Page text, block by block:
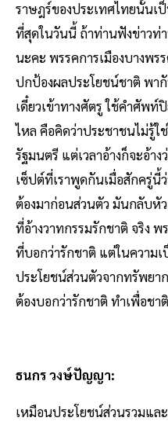
ราษฎร์ของประเทศไทยนั้นเ
ที่สุดในวันนี้ ถ้าท่านฟังข่าวท่
นะคะ พรรคการเมืองบางพร
ปกป้องผลประโยชน์ชาติ พา
เดี๋ยวเข้าทางศัตรู ใช้คําศัพท์
ไหล คือคิดว่าประชาชนไม่รู้ใ
รัฐมนตรี แต่เวลาอ้างก็จะอ้า
เซ็ปต์ที่เราพูดกันเมื่อสักครู่นี้
ต้องมาก่อนส่วนตัว มันกลับหั
ที่อ้างวาทกรรมรักชาติ จริง
ที่บอกว่ารักชาติ แต่ในความเ
ประโยชน์ส่วนตัวจากทรัพยา
ต้องบอกว่ารักชาติ ทําเพื่อชาติ
ธนกร วงษ์ปัญญา:
เหมือนประโยชน์ส่วนรวมแ